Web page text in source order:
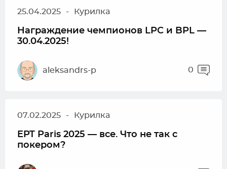
25.04.2025 - Курилка
Награждение чемпионов LPC и BPL —
30.04.2025!
aleksandrs-p 0
07.02.2025 - Курилка
EPT Paris 2025 — все. Что не так с
покером?